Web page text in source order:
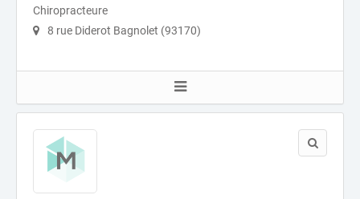
Chiropracteure
8 rue Diderot Bagnolet (93170)